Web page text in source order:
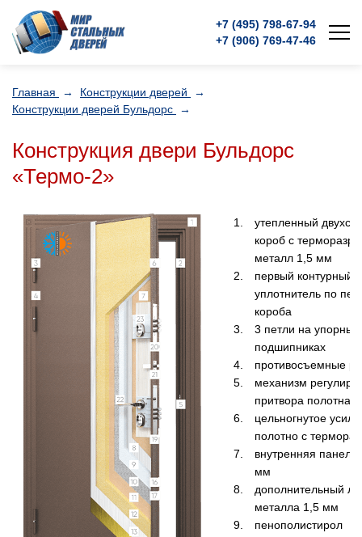
+7 (495) 798-67-94
+7 (906) 769-47-46
Главная → Конструкции дверей
→
Конструкции дверей Бульдорс
→
Конструкция двери Бульдорс
«Термо-2»
утепленный
короб с
металл 1,5 мм
первый контурный
уплотнитель по
короба
3 петли на упорных
подшипниках
противосъемные
механизм
притвора полотна
цельногнутое
полотно с
внутренняя
мм
дополнительный
металла 1,5 мм
пенополистирол